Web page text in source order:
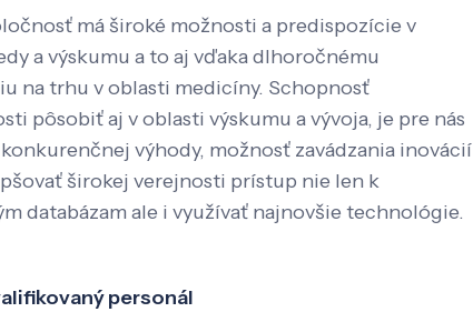
má široké možnosti a predispozície v
a výskumu a to aj vďaka dlhoročnému
na trhu v oblasti medicíny. Schopnosť
pôsobiť aj v oblasti výskumu a vývoja, je pre nás
výhody, možnosť zavádzania inovácií
širokej verejnosti prístup nie len k
databázam ale i využívať najnovšie technológie.
personál